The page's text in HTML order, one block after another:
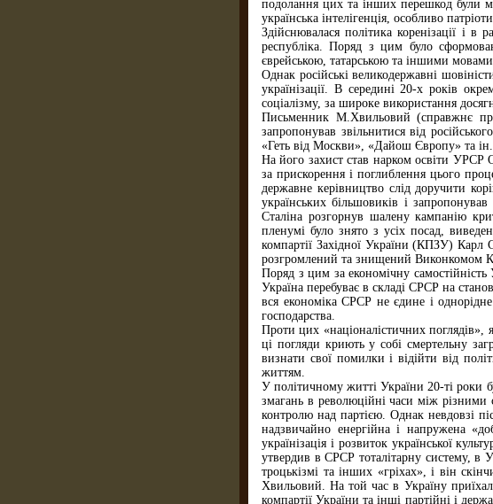
подолання цих та інших перешкод були
українська інтелігенція, особливо
Здійснювалася політика коренізації і
республіка. Поряд з цим було
єврейською, татарською та іншими
Однак російські великодержавні
українізації. В середині 20-х років
соціалізму, за широке використання
Письменник М.Хвильовий (справжнє
запропонував звільнитися від
«Геть від Москви», «Дайош Європу» та ін.
На його захист став нарком освіти УРСР
за прискорення і поглиблення цього
державне керівництво слід доручити
українських більшовиків і
Сталіна розгорнув шалену кампанію
пленумі було знято з усіх посад,
компартії Західної України (КПЗУ)
розгромлений та знищений Виконкомом
Поряд з цим за економічну
Україна перебуває в складі СРСР на
вся економіка СРСР не єдине і
господарства.
Проти цих «націоналістичних поглядів»,
ці погляди криють у собі смертельну
визнати свої помилки і відійти від
життям.
У політичному житті України 20-ті роки
змагань в революційні часи між
контролю над партією. Однак невдовзі
надзвичайно енергійна і напружена
українізація і розвиток української
утвердив в СРСР тоталітарну систему, в
троцькізмі та інших «гріхах», і він
Хвильовий. На той час в Україну
компартії України та інші партійні і